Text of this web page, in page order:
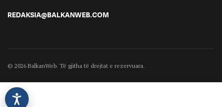
REDAKSIA@BALKANWEB.COM
© 2026 BalkanWeb. Të gjitha të drejtat e rezervuara.